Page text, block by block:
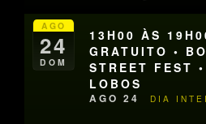
AGO
24
DOM
13H00 ÀS
GRATUITO •
STREET FEST
LOBOS
AGO 24 DIA